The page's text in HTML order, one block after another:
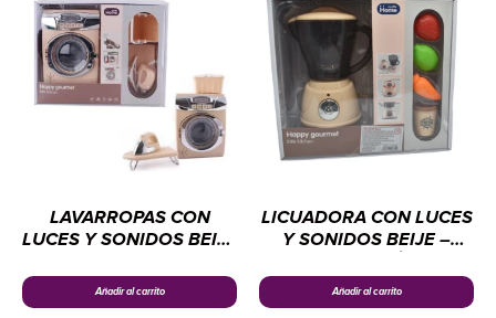
LAVARROPAS CON
LUCES Y SONIDOS BEIJE
ELECTRODOMÉSTICOS
CHENGI
Añadir al carrito
LICUADORA CON LUCES
Y SONIDOS BEIJE –
CHENGI
Añadir al carrito